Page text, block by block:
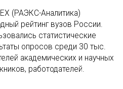
(РАЭКС-Аналитика)
рейтинг вузов России.
статистические
опросов среди 30 тыс.
академических и научных
работодателей.